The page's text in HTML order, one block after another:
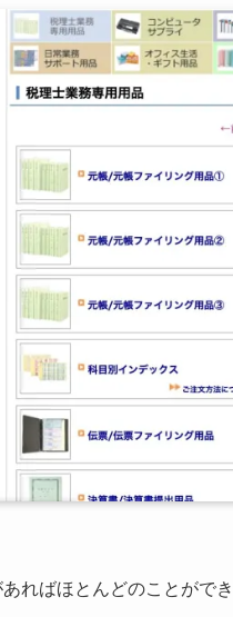
ればほとんどのことがで